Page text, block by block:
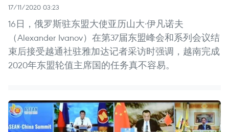
17/11/2020 03:23
16日，俄罗斯驻东盟大使亚历山大·伊凡诺夫
（Alexander Ivanov）在第37届东盟峰会和系列会议结
束后接受越通社驻雅加达记者采访时强调，越南完成
2020年东盟轮值主席国的任务真不容易。